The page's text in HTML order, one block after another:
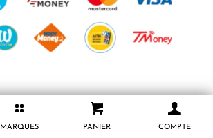
MARQUES PANIER COMPTE